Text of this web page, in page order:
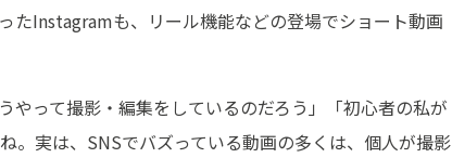
たInstagramも、リール機能などの登場でショート動画
って撮影・編集をしているのだろう」「初心者の私が
。実は、SNSでバズっている動画の多くは、個人が撮影